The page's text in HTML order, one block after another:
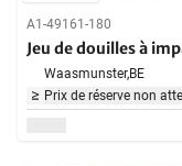
A1-49161-180
Jeu de douilles à
Waasmunster,BE
Prix de réserve non